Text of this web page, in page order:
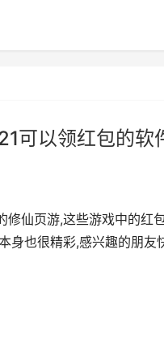
可以领红包的软
仙页游,这些游戏中的红
身也很精彩,感兴趣的朋